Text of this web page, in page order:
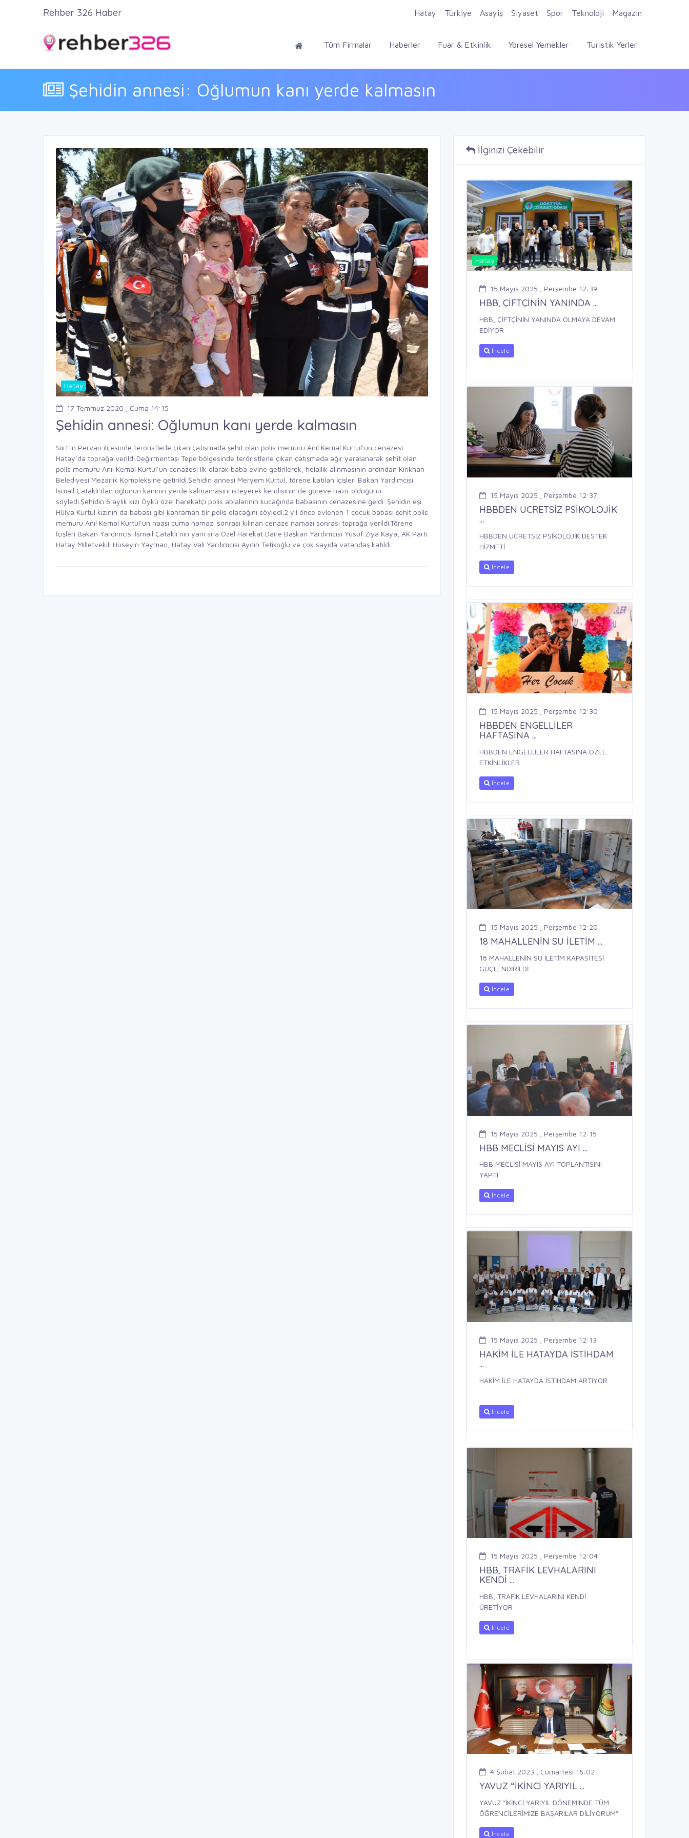
Firma Ekle Kayıt Ol Giriş Yap
Tüm Firmalar Haberler Fuar & Etkinlik Yöresel Yemekler Turistik Yerler
Şehidin annesi: Oğlumun kanı yerde kalmasın
Rehber 326 Haber Hatay Türkiye Asayiş Siyaset Spor Teknoloji Magazin
Hatay
17 Temmuz 2020 , Cuma 14:15
Şehidin annesi: Oğlumun kanı yerde kalmasın
Siirt’in Pervari ilçesinde teröristlerle çıkan çatışmada şehit olan polis memuru Anıl Kemal Kurtul’un cenazesi
Hatay’da toprağa verildi.Değirmentaşı Tepe bölgesinde teröristlerle çıkan çatışmada ağır yaralanarak şehit olan
polis memuru Anıl Kemal Kurtul‘un cenazesi ilk olarak baba evine getirilerek, helallik alınmasının ardından Kırıkhan
Belediyesi Mezarlık Kompleksine getirildi.Şehidin annesi Meryem Kurtul, törene katılan İçişleri Bakan Yardımcısı
İsmail Çataklı’dan oğlunun kanının yerde kalmamasını isteyerek kendisinin de göreve hazır olduğunu
söyledi.Şehidin 6 aylık kızı Öykü özel harekatçı polis ablalarının kucağında babasının cenazesine geldi. Şehidin eşi
Hülya Kurtul kızının da babası gibi kahraman bir polis olacağını söyledi.2 yıl önce evlenen 1 çocuk babası şehit polis
memuru Anıl Kemal Kurtul’un naaşı cuma namazı sonrası kılınan cenaze namazı sonrası toprağa verildi.Törene
İçişleri Bakan Yardımcısı İsmail Çataklı’nın yanı sıra Özel Harekat Daire Başkan Yardımcısı Yusuf Ziya Kaya, AK Parti
Hatay Milletvekili Hüseyin Yayman, Hatay Vali Yardımcısı Aydın Tetikoğlu ve çok sayıda vatandaş katıldı.
İlginizi Çekebilir
Hatay
15 Mayıs 2025 , Perşembe 12:39
HBB, ÇİFTÇİNİN YANINDA ...
HBB, ÇİFTÇİNİN YANINDA OLMAYA DEVAM
EDİYOR
İncele
15 Mayıs 2025 , Perşembe 12:37
HBBDEN ÜCRETSİZ PSİKOLOJİK
...
HBBDEN ÜCRETSİZ PSİKOLOJİK DESTEK
HİZMETİ
İncele
15 Mayıs 2025 , Perşembe 12:30
HBBDEN ENGELLİLER
HAFTASINA ...
HBBDEN ENGELLİLER HAFTASINA ÖZEL
ETKİNLİKLER
İncele
15 Mayıs 2025 , Perşembe 12:20
18 MAHALLENİN SU İLETİM ...
18 MAHALLENİN SU İLETİM KAPASİTESİ
GÜÇLENDİRİLDİ
İncele
15 Mayıs 2025 , Perşembe 12:15
HBB MECLİSİ MAYIS AYI ...
HBB MECLİSİ MAYIS AYI TOPLANTISINI
YAPTI
İncele
15 Mayıs 2025 , Perşembe 12:13
HAKİM İLE HATAYDA İSTİHDAM
...
HAKİM İLE HATAYDA İSTİHDAM ARTIYOR
İncele
15 Mayıs 2025 , Perşembe 12:04
HBB, TRAFİK LEVHALARINI
KENDİ ...
HBB, TRAFİK LEVHALARINI KENDİ
ÜRETİYOR
İncele
4 Şubat 2023 , Cumartesi 16:02
YAVUZ “İKİNCİ YARIYIL ...
YAVUZ “İKİNCİ YARIYIL DÖNEMİNDE TÜM
ÖĞRENCİLERİMİZE BAŞARILAR DİLİYORUM”
İncele